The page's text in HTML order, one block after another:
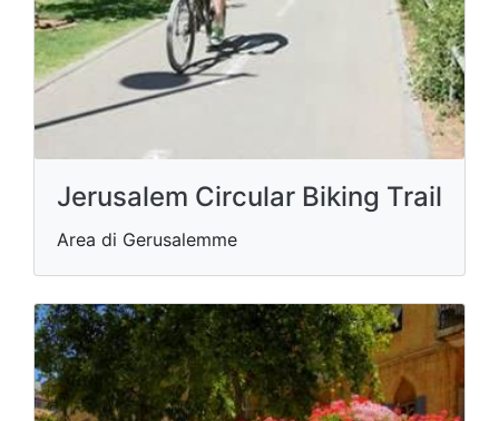
Jerusalem Circular Biking Trail
Area di Gerusalemme